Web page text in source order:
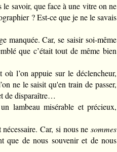
savoir, que face à une vitre on ne
? Est-ce que je ne le savais
manquée. Car, se saisir soi-même
que c’était tout de même bien
l’on appuie sur le déclencheur,
ne le saisit qu'en train de passer,
de disparaître…
lambeau misérable et précieux,
Car, si nous ne sommes
que de nous souvenir et de nous